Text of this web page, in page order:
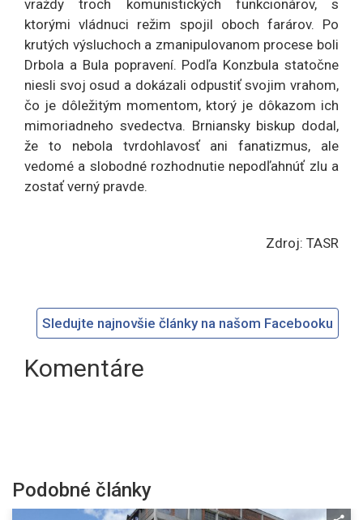
vraždy troch komunistických funkcionárov, s
ktorými vládnuci režim spojil oboch farárov. Po
krutých výsluchoch a zmanipulovanom procese boli
Drbola a Bula popravení. Podľa Konzbula statočne
niesli svoj osud a dokázali odpustiť svojim vrahom,
čo je dôležitým momentom, ktorý je dôkazom ich
mimoriadneho svedectva. Brniansky biskup dodal,
že to nebola tvrdohlavosť ani fanatizmus, ale
vedomé a slobodné rozhodnutie nepodľahnúť zlu a
zostať verný pravde.
Zdroj: TASR
Sledujte najnovšie články na našom Facebooku
Komentáre
Podobné články